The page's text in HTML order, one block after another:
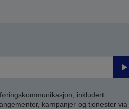
inkludert
kampanjer og tjenester via